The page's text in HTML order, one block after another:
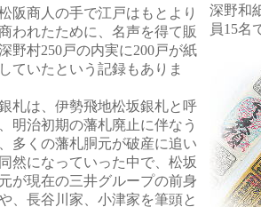
阪商人の手で江戸はもとより
われたために、名声を得て販
野村250戸の内実に200戸が紙
ていたという記録もありま
札は、伊勢飛地松坂銀札と呼
明治初期の藩札廃止に伴なう
多くの藩札胴元が破産に追い
然になっていった中で、松坂
が現在の三井グループの前身
、長谷川家、小津家を筆頭と
深野和
員15名